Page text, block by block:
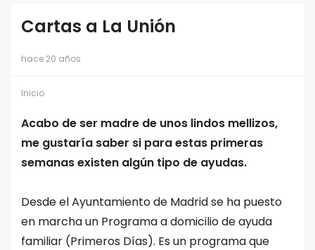
Cartas a La Unión
hace 20 años
Inicio
Acabo de ser madre de unos lindos mellizos,
me gustaría saber si para estas primeras
semanas existen algún tipo de ayudas.
Desde el Ayuntamiento de Madrid se ha puesto
en marcha un Programa a domicilio de ayuda
familiar (Primeros Días). Es un programa que